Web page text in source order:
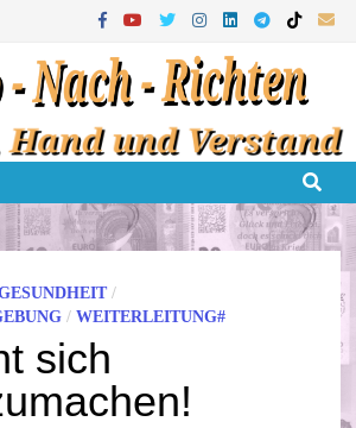
/
/WEITERLEITUNG#
sich